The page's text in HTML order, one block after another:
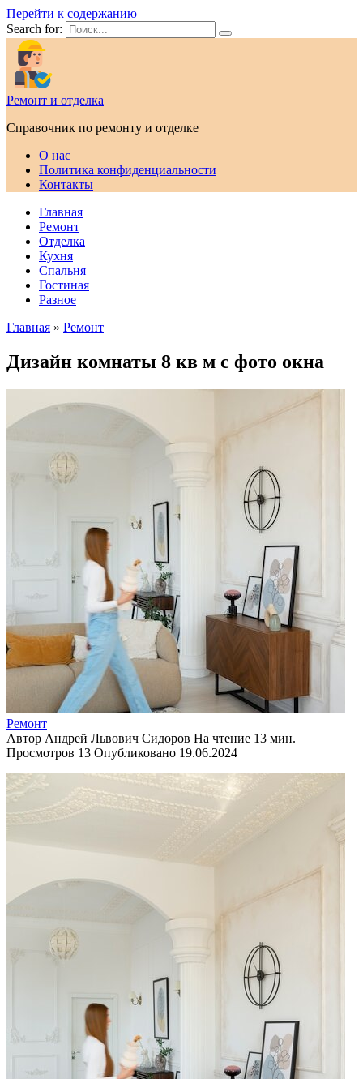
Перейти к содержанию
Search for:
Ремонт и отделка
Справочник по ремонту и отделке
О нас
Политика конфиденциальности
Контакты
Главная
Ремонт
Отделка
Кухня
Спальня
Гостиная
Разное
Главная » Ремонт
Дизайн комнаты 8 кв м с фото окна
Ремонт
Автор Андрей Львович Сидоров На чтение 13 мин.
Просмотров 13 Опубликовано 19.06.2024